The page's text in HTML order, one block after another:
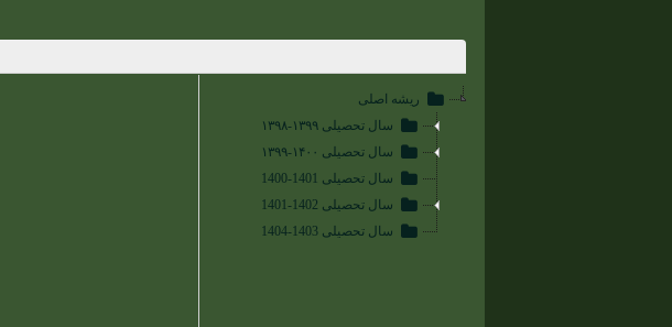
ریشه اصلی
سال تحصیلی ۱۳۹۹-۱۳۹۸
سال تحصیلی ۱۴۰۰-۱۳۹۹
سال تحصیلی 1401-1400
سال تحصیلی 1402-1401
سال تحصیلی 1403-1404